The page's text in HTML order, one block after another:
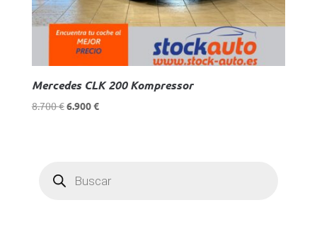
Mercedes CLK 200 Kompressor
8.700€El
6.900€El
productos